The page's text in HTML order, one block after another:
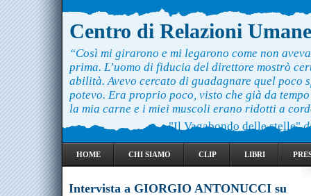
Centro di Relazioni Umane
“Così mi girarono e mi legarono come non
prima. L’uomo di fiducia del direttore mostrò
abilità. Avevo cercato di guadagnare quel poco
potevo. Era proprio poco, visto che già da
la mia carne e i miei muscoli erano ridotti a
"Il Vagabondo delle stelle"
HOME CHI SIAMO CLIP LIBRI
Intervista a GIORGIO ANTONUCCI su